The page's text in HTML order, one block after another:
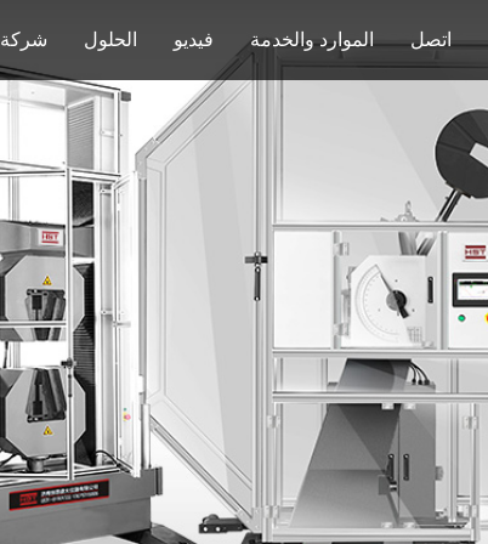
شركة الحلول فيديو الموارد والخدمة اتصل